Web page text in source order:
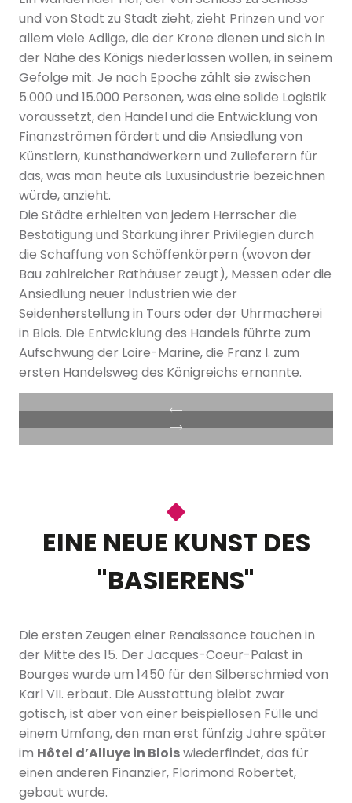
und von Stadt zu Stadt zieht, zieht Prinzen und vor
allem viele Adlige, die der Krone dienen und sich in
der Nähe des Königs niederlassen wollen, in seinem
Gefolge mit. Je nach Epoche zählt sie zwischen
5.000 und 15.000 Personen, was eine solide Logistik
voraussetzt, den Handel und die Entwicklung von
Finanzströmen fördert und die Ansiedlung von
Künstlern, Kunsthandwerkern und Zulieferern für
das, was man heute als Luxusindustrie bezeichnen
würde, anzieht.
Die Städte erhielten von jedem Herrscher die
Bestätigung und Stärkung ihrer Privilegien durch
die Schaffung von Schöffenkörpern (wovon der
Bau zahlreicher Rathäuser zeugt), Messen oder die
Ansiedlung neuer Industrien wie der
Seidenherstellung in Tours oder der Uhrmacherei
in Blois. Die Entwicklung des Handels führte zum
Aufschwung der Loire-Marine, die Franz I. zum
ersten Handelsweg des Königreichs ernannte.
EINE NEUE KUNST DES
"BASIERENS"
Die ersten Zeugen einer Renaissance tauchen in
der Mitte des 15. Der Jacques-Coeur-Palast in
Bourges wurde um 1450 für den Silberschmied von
Karl VII. erbaut. Die Ausstattung bleibt zwar
gotisch, ist aber von einer beispiellosen Fülle und
einem Umfang, den man erst fünfzig Jahre später
im Hôtel d’Alluye in Bloiswiederfindet, das für
einen anderen Finanzier, Florimond Robertet,
gebaut wurde.